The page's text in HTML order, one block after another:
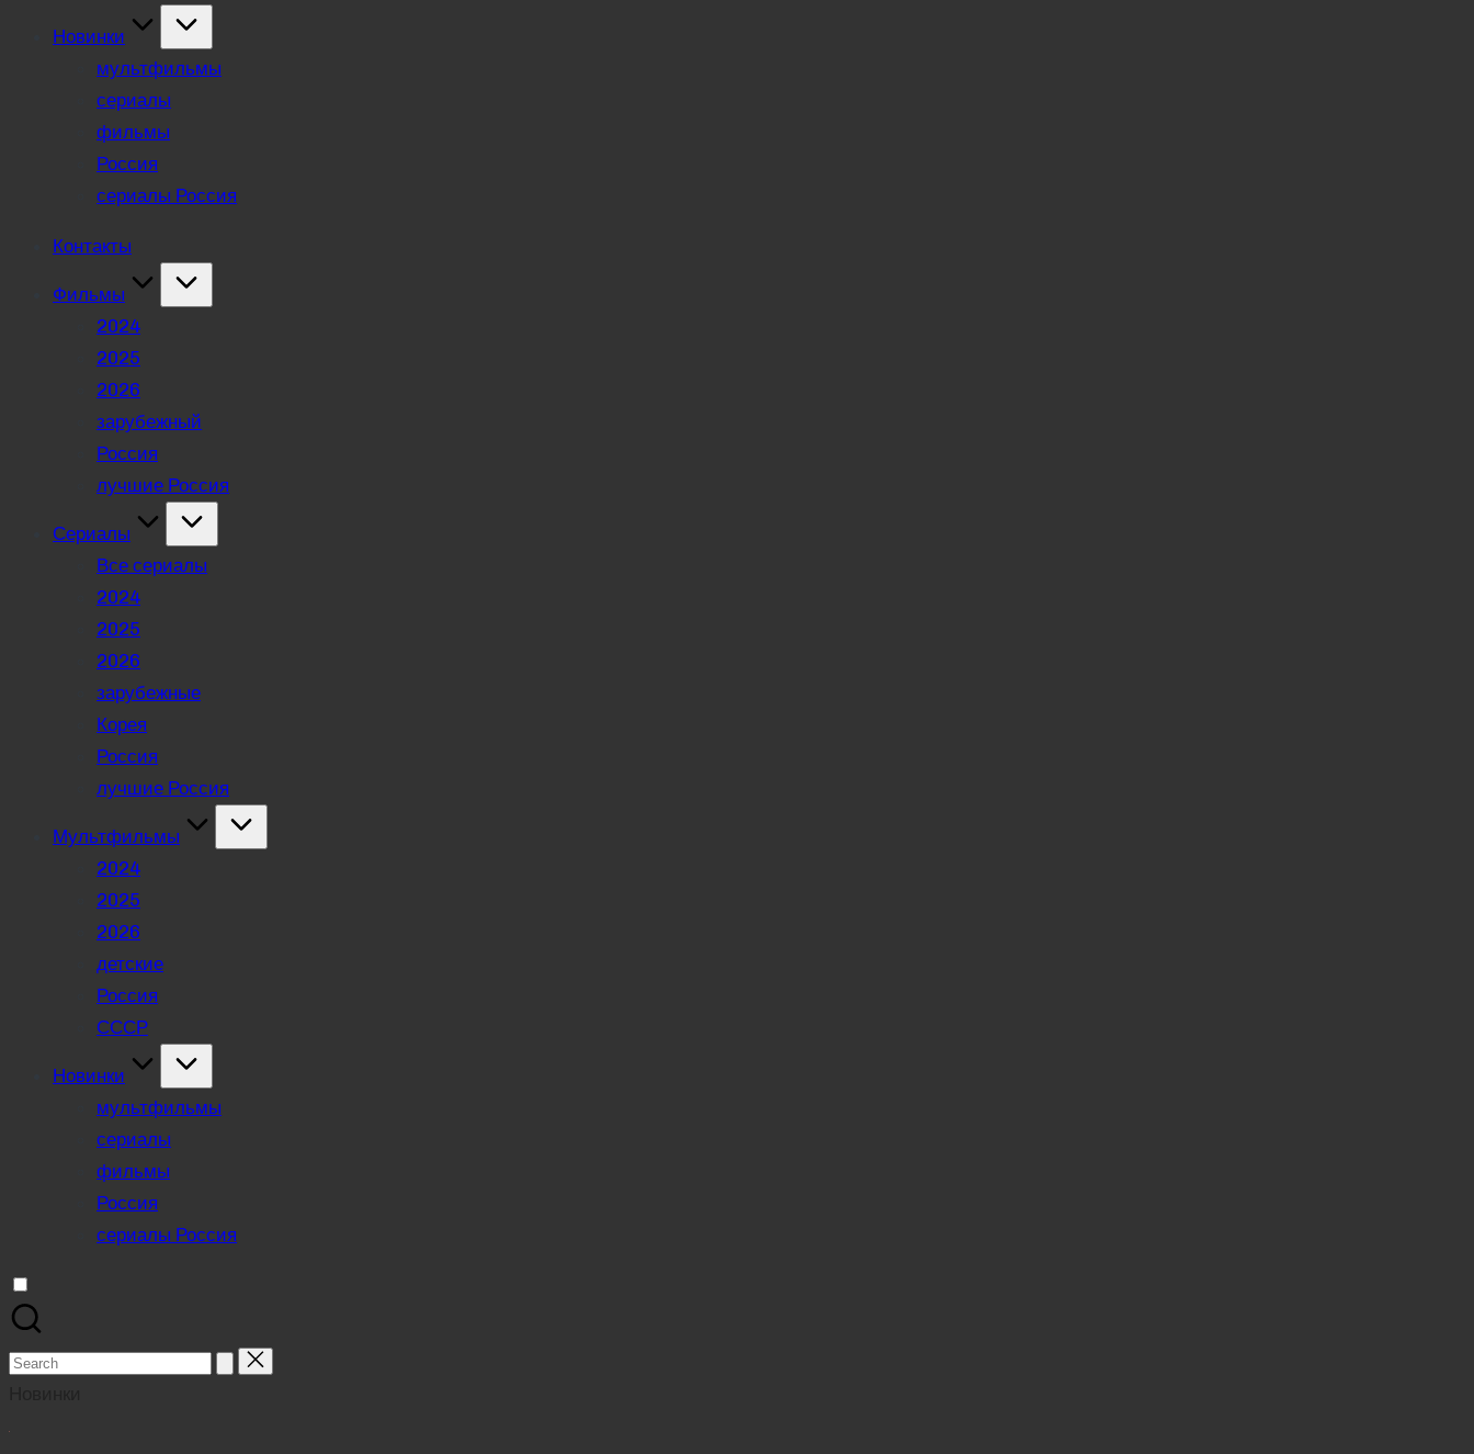
Новинки
мультфильмы
сериалы
фильмы
Россия
сериалы Россия
Контакты
Фильмы
2024
2025
2026
зарубежный
Россия
лучшие Россия
Сериалы
Все сериалы
2024
2025
2026
зарубежные
Корея
Россия
лучшие Россия
Мультфильмы
2024
2025
2026
детские
Россия
СССР
Новинки
мультфильмы
сериалы
фильмы
Россия
сериалы Россия
Search